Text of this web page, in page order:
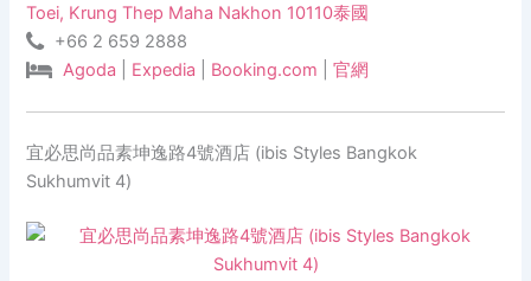
Toei, Krung Thep Maha Nakhon 10110泰國
+66 2 659 2888
Agoda
Expedia Booking.com |官網
宜必思尚品素坤逸路4號酒店 (ibis Styles Bangkok
Sukhumvit 4)